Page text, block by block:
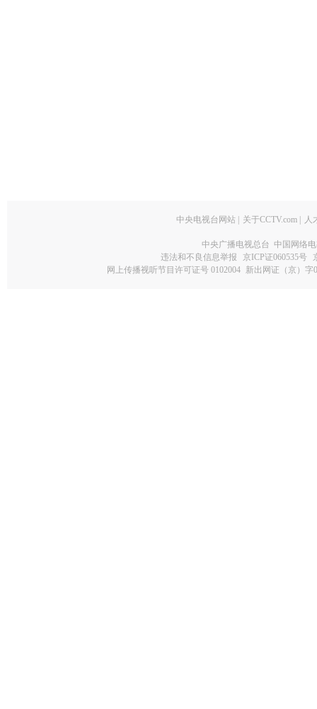
中央电视台网站 关于CCTV.com 人
中央广播电视总台 中国网络
违法和不良信息举报
京ICP证060535号
网上传播视听节目许可证号 0102004 新出网证（京）